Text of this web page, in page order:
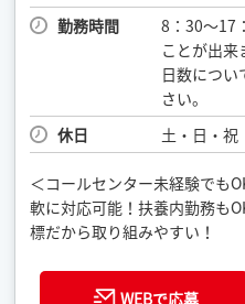
勤務時間
8：30～17
ことが出来
日数につい
さい。
休日
土・日・祝
＜コールセンター未経験でも
軟に対応可能！扶養内勤務も
標だから取り組みやすい！
WEBで応募